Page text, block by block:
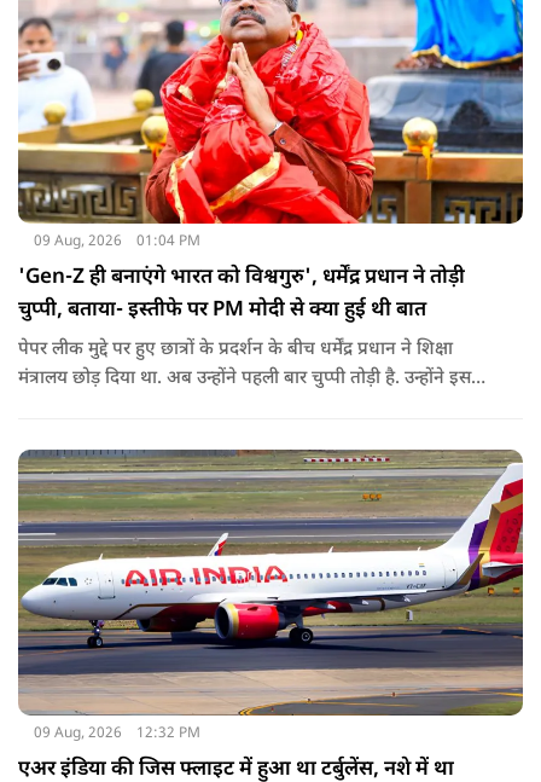
09 Aug, 2026 01:04 PM
'Gen-Z ही बनाएंगे भारत को विश्वगुरु', धर्मेंद्र प्रधान ने तोड़ी
चुप्पी, बताया- इस्तीफे पर PM मोदी से क्या हुई थी बात
पेपर लीक मुद्दे पर हुए छात्रों के प्रदर्शन के बीच धर्मेंद्र प्रधान ने शिक्षा
मंत्रालय छोड़ दिया था. अब उन्होंने पहली बार चुप्पी तोड़ी है. उन्होंने इस
09 Aug, 2026 12:32 PM
एअर इंडिया की जिस फ्लाइट में हुआ था टर्बुलेंस, नशे में था